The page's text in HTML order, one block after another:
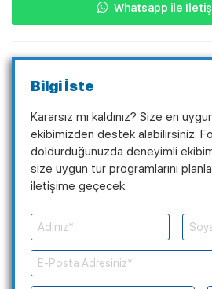
Whatsapp ile
Bilgi İste
Kararsız mı kaldınız? Size en
ekibimizden destek alabilirsiniz.
doldurduğunuzda deneyimli
size uygun tur programlarını
iletişime geçecek.